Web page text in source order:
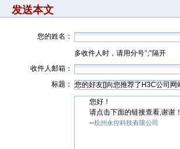
发送本文
您的姓名：
多收件人时，请用分号";"隔开
收件人邮箱：
标题：
您好！
请点击下面的链接查看,谢谢！
--杭州永控科技有限公司